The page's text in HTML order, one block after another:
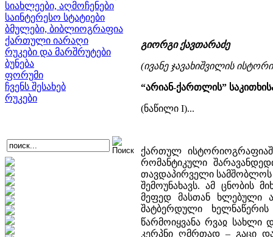
სიახლეები, აღმოჩენები
საინტერესო სტატიები
ბმულები, ბიბლიოგრაფია
ქართული იარაღი
რუკები და მარშრუტები
ბუნება
ფორუმი
ჩვენს შესახებ
რუკები
გიორგი ქავთარაძე
(ივანე ჯავახიშვილის
“არიან-ქართლის”
(ნაწილი I)...
ქართულ
რომანტიკული
თავდაპირველი სამშობლოს
შემოუნახავს. ამ ცნობის
მეფედ მასთან ხლებული
შატბერდული
წარმოიყვანა რვაჲ სახლი
კერპნი ღმრთად – გაცი